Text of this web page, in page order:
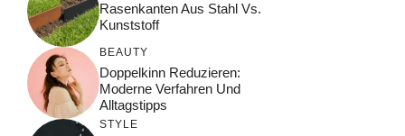
Rasenkanten Aus Stahl Vs.
Kunststoff
BEAUTY
Doppelkinn Reduzieren:
Moderne Verfahren Und
Alltagstipps
STYLE